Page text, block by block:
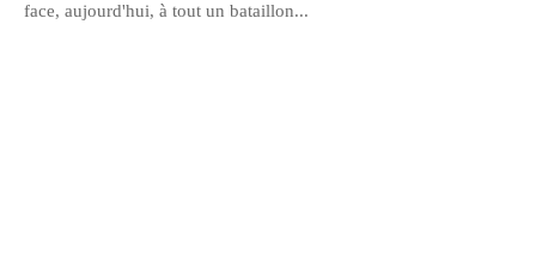
face, aujourd'hui, à tout un bataillon...